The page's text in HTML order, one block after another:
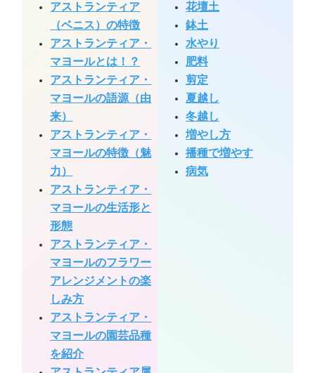
アストランティア
（ベニス）の特徴
アストランティア・
マヨールとは！？
アストランティア・
マヨールの語源（由
来）
アストランティア・
マヨールの特徴（魅
力）
アストランティア・
マヨールの生活形と
形態
アストランティア・
マヨールのフラワー
アレンジメントの楽
しみ方
アストランティア・
マヨールの園芸品種
を紹介
花壇土
鉢土
水やり
肥料
剪定
夏越し
冬越し
増やし方
播種で増やす
病気